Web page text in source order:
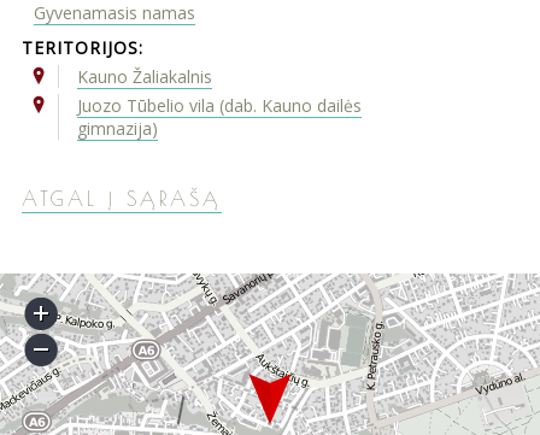
Gyvenamasis namas
TERITORIJOS:
Kauno Žaliakalnis
Juozo Tūbelio vila (dab. Kauno dailės
gimnazija)
ATGAL Į SĄRAŠĄ